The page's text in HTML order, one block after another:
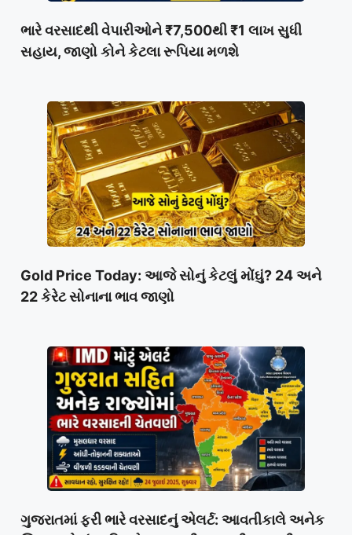
ભારે વરસાદથી વેપારીઓને ₹7,500થી ₹1 લાખ સુધી
સહાય, જાણો કોને કેટલા રૂપિયા મળશે
Gold Price Today: આજે સોનું કેટલું મોંઘું? 24 અને
22 કેરેટ સોનાના ભાવ જાણો
ગુજરાતમાં ફરી ભારે વરસાદનું એલર્ટ: આવતીકાલે અનેક